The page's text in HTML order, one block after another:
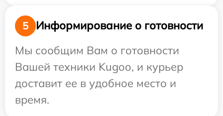
5
Информирование о готовности
Мы сообщим Вам о готовности
Вашей техники Kugoo, и курьер
доставит ее в удобное место и
время.